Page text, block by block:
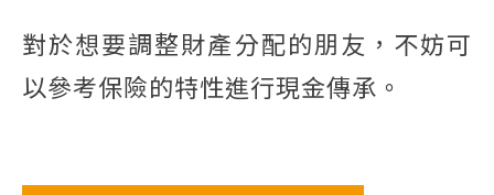
對於想要調整財產分配的朋友，不妨可
以參考保險的特性進行現金傳承。